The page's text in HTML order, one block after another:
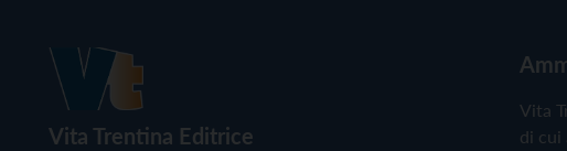
Vita Trentina Editrice
Vita
di cui